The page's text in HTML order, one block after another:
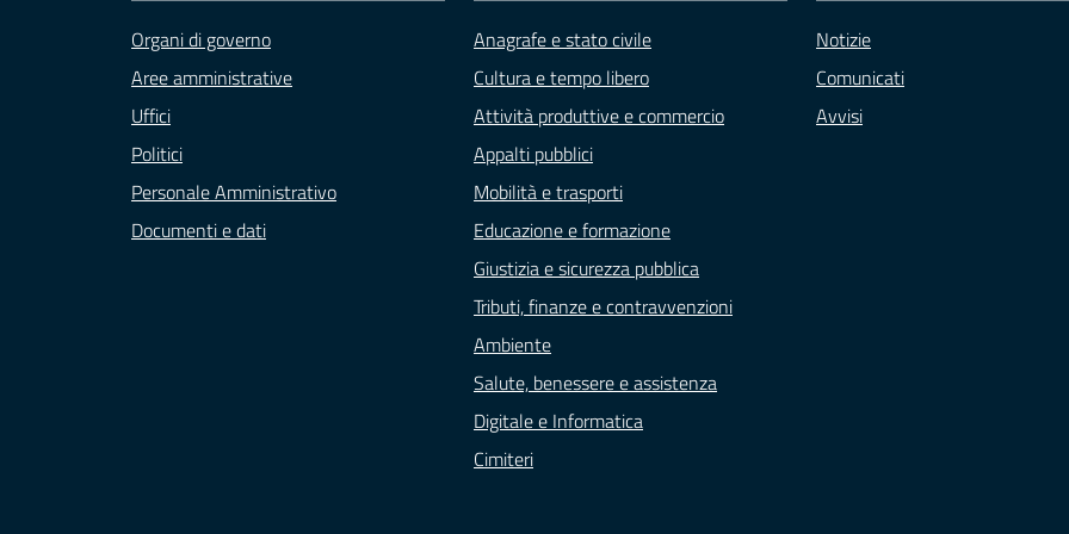
Organi di governo
Aree amministrative
Uffici
Politici
Personale Amministrativo
Documenti e dati
Anagrafe e stato civile
Cultura e tempo libero
Attività produttive e commercio
Appalti pubblici
Mobilità e trasporti
Educazione e formazione
Giustizia e sicurezza pubblica
Tributi, finanze e contravvenzioni
Ambiente
Salute, benessere e assistenza
Digitale e Informatica
Cimiteri
Notizie
Comunicati
Avvisi